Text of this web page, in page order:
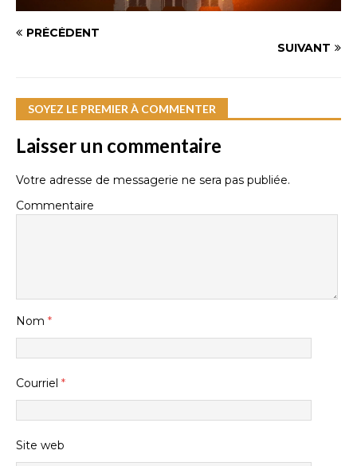
PRÉCÉDENT
SUIVANT
SOYEZ LE PREMIER À COMMENTER
Laisser un commentaire
Votre adresse de messagerie ne sera pas publiée.
Commentaire
Nom *
Courriel *
Site web